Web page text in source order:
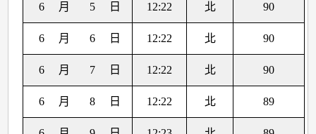
6 月 5 日 12:22 北 90
6 月 6 日 12:22 北 90
6 月 7 日 12:22 北 90
6 月 8 日 12:22 北 89